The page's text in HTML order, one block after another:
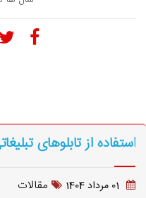
استفاده از تابلوهای
تخفیف‌ها و پیشنهادات ویژه
01 مرداد 1404 مقالات